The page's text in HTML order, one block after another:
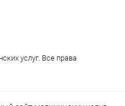
услуг. Все права